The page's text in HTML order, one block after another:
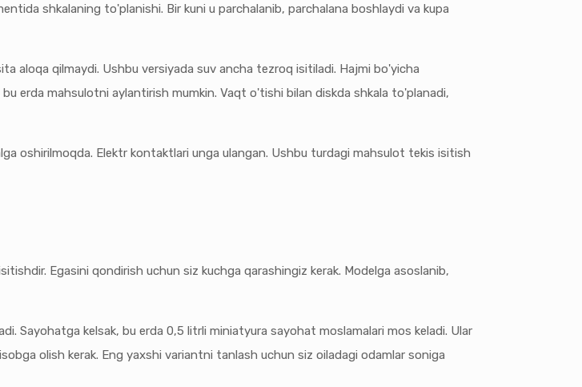
shkalaning to'planishi. Bir kuni u parchalanib, parchalana boshlaydi va kupa
aloqa qilmaydi. Ushbu versiyada suv ancha tezroq isitiladi. Hajmi bo'yicha
erda mahsulotni aylantirish mumkin. Vaqt o'tishi bilan diskda shkala to'planadi,
oshirilmoqda. Elektr kontaktlari unga ulangan. Ushbu turdagi mahsulot tekis isitish
Egasini qondirish uchun siz kuchga qarashingiz kerak. Modelga asoslanib,
Sayohatga kelsak, bu erda 0,5 litrli miniatyura sayohat moslamalari mos keladi. Ular
olish kerak. Eng yaxshi variantni tanlash uchun siz oiladagi odamlar soniga